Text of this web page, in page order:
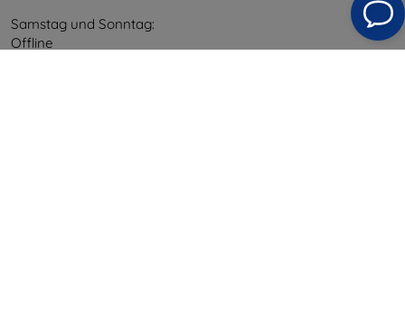
Samstag und Sonntag:
Offline